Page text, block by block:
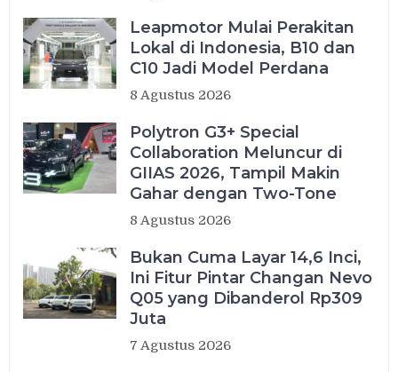
Leapmotor Mulai Perakitan
Lokal di Indonesia, B10 dan
C10 Jadi Model Perdana
8 Agustus 2026
Polytron G3+ Special
Collaboration Meluncur di
GIIAS 2026, Tampil Makin
Gahar dengan Two-Tone
8 Agustus 2026
Bukan Cuma Layar 14,6 Inci,
Ini Fitur Pintar Changan Nevo
Q05 yang Dibanderol Rp309
Juta
7 Agustus 2026